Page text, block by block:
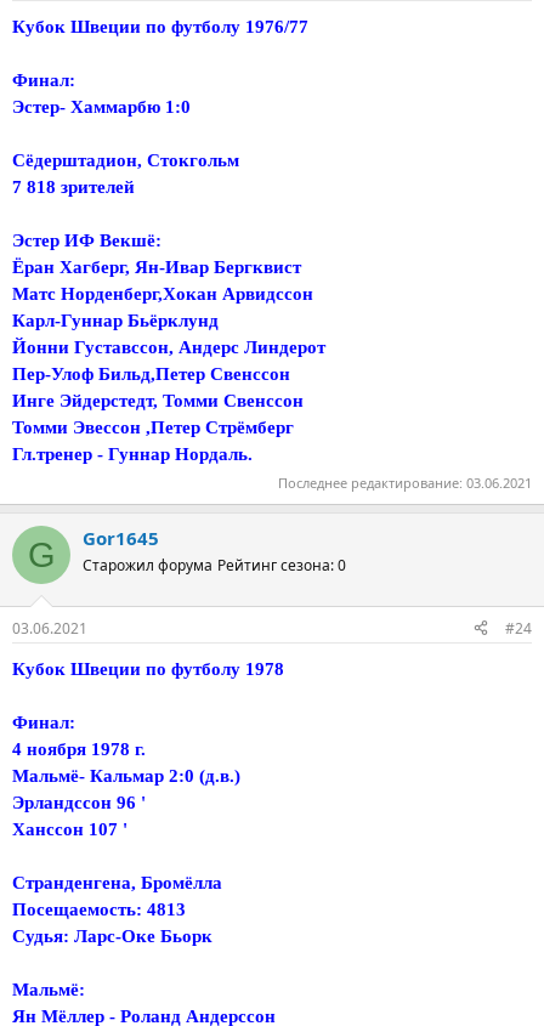
Кубок Швеции по футболу 1976/77
Финал:
Эстер- Хаммарбю 1:0
Сёдерштадион, Стокгольм
7 818 зрителей
Эстер ИФ Векшё:
Ёран Хагберг, Ян-Ивар Бергквист
Матс Норденберг,Хокан Арвидссон
Карл-Гуннар Бьёрклунд
Йонни Густавссон, Андерс Линдерот
Пер-Улоф Бильд,Петер Свенссон
Инге Эйдерстедт, Томми Свенссон
Томми Эвессон ,Петер Стрёмберг
Гл.тренер - Гуннар Нордаль.
Последнее редактирование: 03.06.2021
G Gor1645
Старожил форума Рейтинг сезона: 0
03.06.2021 #24
Кубок Швеции по футболу 1978
Финал:
4 ноября 1978 г.
Мальмё- Кальмар 2:0 (д.в.)
Эрландссон 96 '
Ханссон 107 '
Странденгена, Бромёлла
Посещаемость: 4813
Судья: Ларс-Оке Бьорк
Мальмё:
Ян Мёллер - Роланд Андерссон